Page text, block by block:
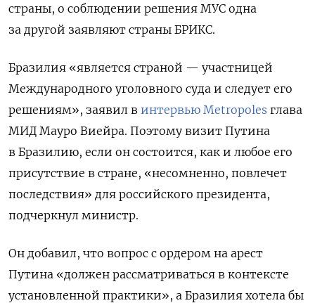
страны, о соблюдении решения МУС одна
за другой заявляют страны БРИКС.
Бразилия «является страной — участницей
Международного уголовного суда и следует его
решениям», заявил в интервью Metropoles глава
МИД Мауро Виейра. Поэтому визит Путина
в Бразилию, если он состоится, как и любое его
присутствие в стране, «несомненно, повлечет
последствия» для российского президента,
подчеркнул министр.
Он добавил, что вопрос с ордером на арест
Путина «должен рассматриваться в контексте
установленной практики», а Бразилия хотела бы